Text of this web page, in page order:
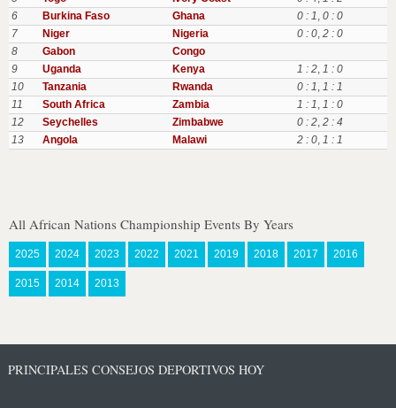
6
Burkina Faso Ghana 0 : 1, 0 : 0
7
Niger Nigeria 0 : 0, 2 : 0
8
Gabon
Congo
9
Uganda Kenya 1 : 2, 1 : 0
10
Tanzania Rwanda 0 : 1, 1 : 1
11
South Africa Zambia 1 : 1, 1 : 0
12
Seychelles Zimbabwe 0 : 2, 2 : 4
13
Angola Malawi 2 : 0, 1 : 1
All African Nations Championship Events By Years
2025 2024 2023 2022 2021 2019 2018 2017 2016
2015 2014 2013
PRINCIPALES CONSEJOS DEPORTIVOS HOY